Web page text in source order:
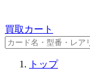
買取カート
トップ